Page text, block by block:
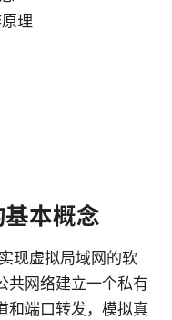
理
本概念
现虚拟局域网的软
共网络建立一个私有
和端口转发，模拟真